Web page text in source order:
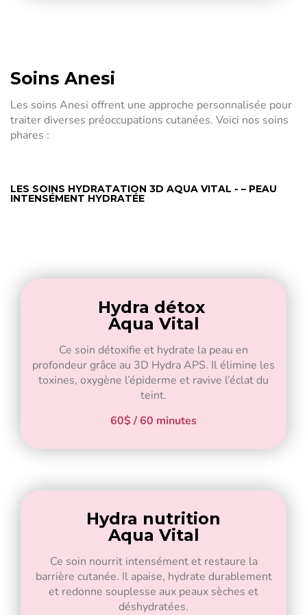
Soins Anesi
Les soins Anesi offrent une approche personnalisée pour
traiter diverses préoccupations cutanées. Voici nos soins
phares :
LES SOINS HYDRATATION 3D AQUA VITAL - – PEAU
INTENSÉMENT HYDRATÉE
Hydra détox
Aqua Vital
Ce soin détoxifie et hydrate la peau en
profondeur grâce au 3D Hydra APS. Il élimine les
toxines, oxygène l’épiderme et ravive l’éclat du
teint.
60$ / 60 minutes
Hydra nutrition
Aqua Vital
Ce soin nourrit intensément et restaure la
barrière cutanée. Il apaise, hydrate durablement
et redonne souplesse aux peaux sèches et
déshydratées.